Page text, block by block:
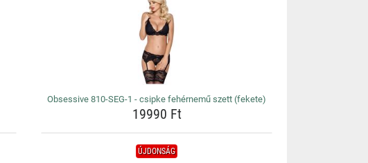
Obsessive 810-SEG-1 - csipke fehérnemű szett (fekete)
19990 Ft
ÚJDONSÁG